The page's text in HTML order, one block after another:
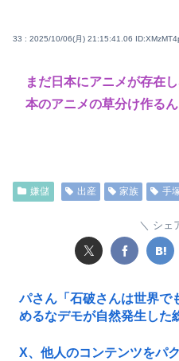
33 : 2025/10/06(月) 21:15:41.06
まだ日本にアニメが存在
本のアニメの草分け作る
嫌儲 出産 家族 手
シェ
パさん「石破さんは世界で
めるなデモが自然発生した
X、他人のコンテンツをパ